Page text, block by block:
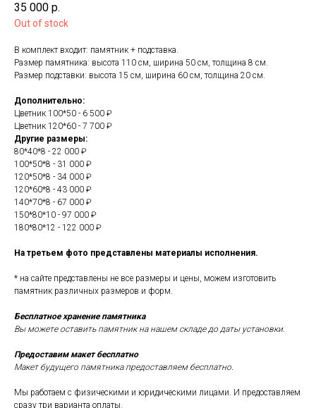
35 000 р.
Out of stock
В комплект входит: памятник + подставка.
Размер памятника: высота 110 см, ширина 50 см, толщина 8 см.
Размер подставки: высота 15 см, ширина 60 см, толщина 20 см.
Дополнительно:
Цветник 100*50 - 6 500 ₽
Цветник 120*60 - 7 700 ₽
Другие размеры:
80*40*8 - 22 000 ₽
100*50*8 - 31 000 ₽
120*50*8 - 34 000 ₽
120*60*8 - 43 000 ₽
140*70*8 - 67 000 ₽
150*80*10 - 97 000 ₽
180*80*12 - 122 000 ₽
На третьем фото представлены материалы исполнения.
* на сайте представлены не все размеры и цены, можем изготовить
памятник различных размеров и форм.
Бесплатное хранение памятника
Вы можете оставить памятник на нашем складе до даты установки.
Предоставим макет бесплатно
Макет будущего памятника предоставляем бесплатно.
Мы работаем с физическими и юридическими лицами. И предоставляем
сразу три варианта оплаты.